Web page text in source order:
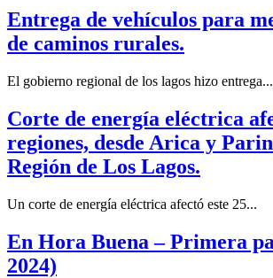
Entrega de vehículos para
de caminos rurales.
El gobierno regional de los lagos hizo entrega...
Corte de energía eléctrica
regiones, desde Arica y
Región de Los Lagos.
Un corte de energía eléctrica afectó este 25...
En Hora Buena – Primera
2024)